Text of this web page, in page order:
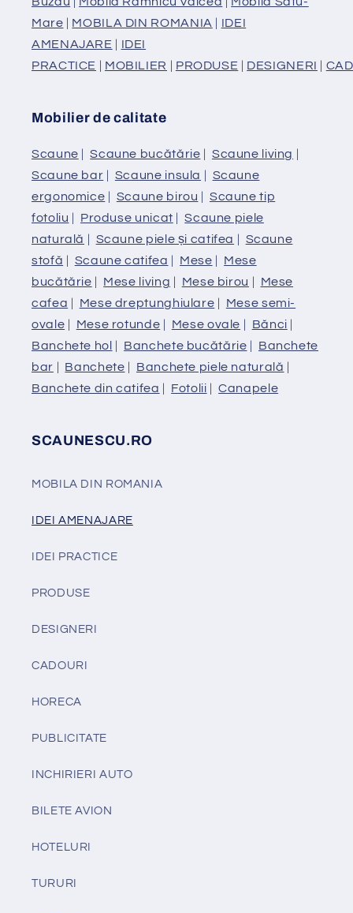
Mare | MOBILA DIN ROMANIA | IDEI
AMENAJARE | IDEI
PRACTICE | MOBILIER | PRODUSE | DESIGNERI |
Mobilier de calitate
Scaune |Scaune bucătărie | Scaune living |
Scaune bar | Scaune insula | Scaune
ergonomice | Scaune birou | Scaune tip
fotoliu | Produse unicat |Scaune piele
naturală | Scaune piele și catifea | Scaune
stofă | Scaune catifea | Mese | Mese
bucătărie | Mese living | Mese birou | Mese
cafea | Mese dreptunghiulare | Mese semi-
ovale | Mese rotunde | Mese ovale | Bănci |
Banchete hol | Banchete bucătărie | Banchete
bar | Banchete | Banchete piele naturală |
Banchete din catifea | Fotolii |Canapele
SCAUNESCU.RO
MOBILA DIN ROMANIA
IDEI AMENAJARE
IDEI PRACTICE
PRODUSE
DESIGNERI
CADOURI
HORECA
PUBLICITATE
INCHIRIERI AUTO
BILETE AVION
HOTELURI
TURURI